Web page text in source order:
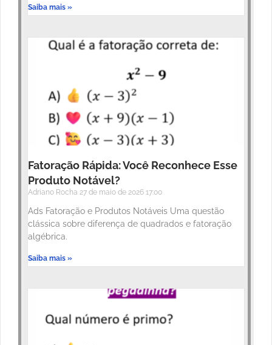
Saiba mais »
Fatoração Rápida: Você Reconhece Esse
Produto Notável?
Adriano Rocha 27 de maio de 2026 17:00
Ads Fatoração e Produtos Notáveis Uma questão
clássica sobre diferença de quadrados e fatoração
algébrica.
Saiba mais »